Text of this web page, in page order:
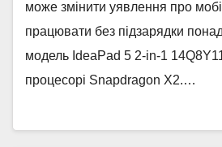
може змінити уявлення про
працювати без підзарядки
модель IdeaPad 5 2-in-1
процесорі Snapdragon X2.…